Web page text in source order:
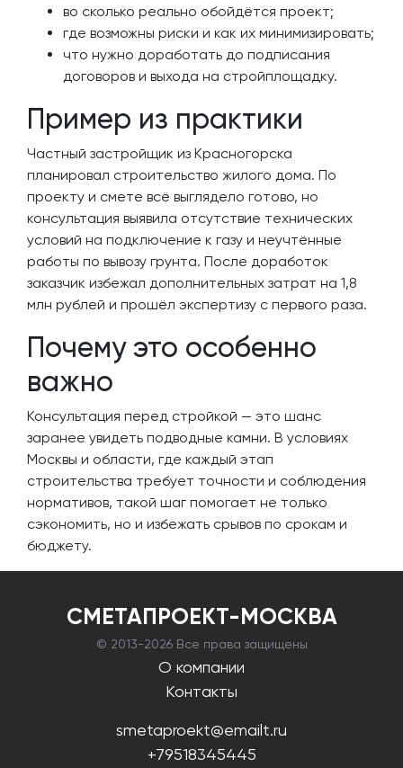
во сколько реально обойдётся проект;
где возможны риски и как их минимизировать;
что нужно доработать до подписания
договоров и выхода на стройплощадку.
Пример из практики
Частный застройщик из Красногорска
планировал строительство жилого дома. По
проекту и смете всё выглядело готово, но
консультация выявила отсутствие технических
условий на подключение к газу и неучтённые
работы по вывозу грунта. После доработок
заказчик избежал дополнительных затрат на 1,8
млн рублей и прошёл экспертизу с первого раза.
Почему это особенно
важно
Консультация перед стройкой — это шанс
заранее увидеть подводные камни. В условиях
Москвы и области, где каждый этап
строительства требует точности и соблюдения
нормативов, такой шаг помогает не только
сэкономить, но и избежать срывов по срокам и
бюджету.
СМЕТАПРОЕКТ-МОСКВА
© 2013-2026 Все права защищены
О компании
Контакты
smetaproekt@emailt.ru
+79518345445